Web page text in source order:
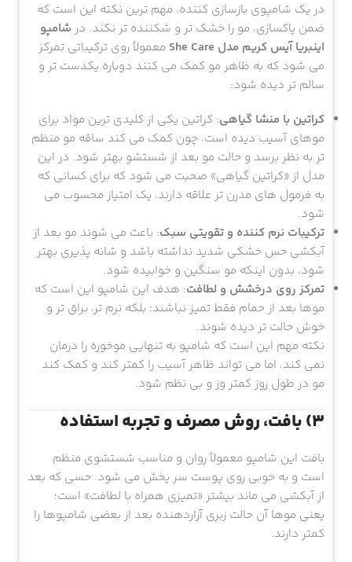
در یک شامپوی بازسازی کننده، مهم ترین نکته این است که
ضمن پاکسازی، مو را خشک تر و شکننده تر نکند. در شامپو
اینبریا آیس کریم مدل She Care
معمولاً روی ترکیباتی تمرکز
می شود که به ظاهر مو کمک می کنند دوباره یکدست تر و
سالم تر دیده شود:
کراتین با منشا گیاهی: کراتین یکی از کلیدی ترین مواد برای
موهای آسیب دیده است، چون کمک می کند ساقه مو منظم
تر به نظر برسد و حالت مو بعد از شستشو بهتر شود. در این
مدل از «کراتین گیاهی» صحبت می شود که برای کسانی که
به فرمول های مدرن تر علاقه دارند، یک امتیاز محسوب می
شود.
ترکیبات نرم کننده و تقویتی سبک: باعث می شوند مو بعد از
آبکشی حس خشکی شدید نداشته باشد و شانه پذیری بهتر
شود، بدون اینکه مو سنگین و خوابیده شود.
تمرکز روی درخشش و لطافت: هدف این شامپو این است که
موها بعد از حمام فقط تمیز نباشند؛ بلکه نرم تر، براق تر و
خوش حالت تر دیده شوند.
نکته مهم این است که شامپو به تنهایی موخوره را درمان
نمی کند، اما می تواند ظاهر آسیب را کمتر کند و کمک کند
مو در طول روز کمتر وز و بی نظم شود.
3) بافت، روش مصرف و تجربه استفاده
بافت این شامپو معمولاً روان و مناسب شستشوی منظم
است و به خوبی روی پوست سر پخش می شود. حسی که بعد
از آبکشی می ماند بیشتر «تمیزی همراه با لطافت» است؛
یعنی موها آن حالت زبری آزاردهنده بعد از بعضی شامپوها را
کمتر دارند.